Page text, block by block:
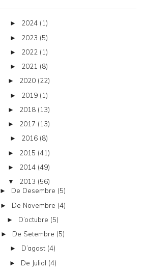
► 2024 (1)
► 2023 (5)
► 2022 (1)
► 2021 (8)
► 2020 (22)
► 2019 (1)
► 2018 (13)
► 2017 (13)
► 2016 (8)
► 2015 (41)
► 2014 (49)
▼ 2013 (56)
► De Desembre (5)
► De Novembre (4)
► D’octubre (5)
► De Setembre (5)
► D’agost (4)
► De Juliol (4)